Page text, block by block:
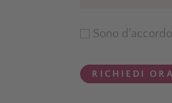
Sono
RICHIEDI ORA